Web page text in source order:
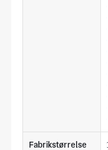
Fabrikstørrelse